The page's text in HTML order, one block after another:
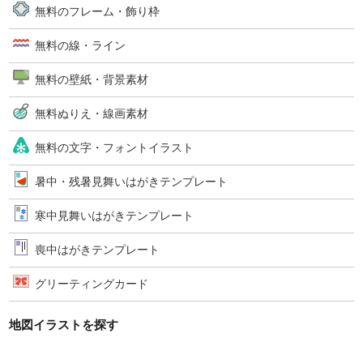
無料のフレーム・飾り枠
無料の線・ライン
無料の壁紙・背景素材
無料ぬりえ・線画素材
無料の文字・フォントイラスト
暑中・残暑見舞いはがきテンプレート
寒中見舞いはがきテンプレート
喪中はがきテンプレート
グリーティングカード
地図イラストを探す